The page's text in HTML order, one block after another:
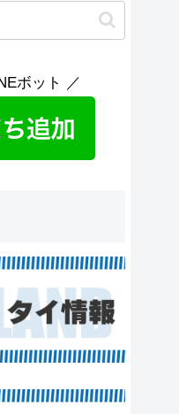
ボット ／